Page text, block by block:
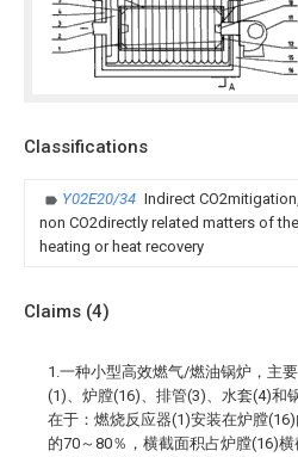
Classifications
Y02E20/34 Indirect
non CO2directly related matters of
heating or heat recovery
Claims (4)
1.一种小型高效燃气/燃油锅炉，主
(1)、炉膛(16)、排管(3)、水套(4)和
在于：燃烧反应器(1)安装在炉膛
的70～80％，横截面积占炉膛(16)